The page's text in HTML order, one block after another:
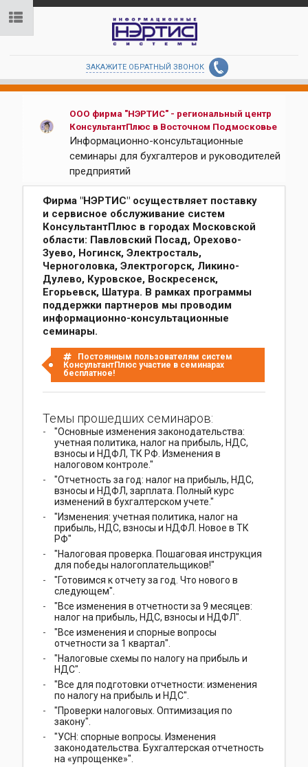
ЗАКАЖИТЕ ОБРАТНЫЙ ЗВОНОК
ООО фирма "НЭРТИС" - региональный центр
КонсультантПлюс в Восточном Подмосковье
Информационно-консультационные
семинары для бухгалтеров и руководителей
предприятий
Фирма "НЭРТИС" осуществляет поставку
и сервисное обслуживание систем
КонсультантПлюс в городах Московской
области: Павловский Посад, Орехово-
Зуево, Ногинск, Электросталь,
Черноголовка, Электрогорск, Ликино-
Дулево, Куровское, Воскресенск,
Егорьевск, Шатура. В рамках программы
поддержки партнеров мы проводим
информационно-консультационные
семинары.
Постоянным пользователям систем
КонсультантПлюс участие в семинарах
бесплатное!
Темы прошедших семинаров:
"Основные изменения законодательства:
учетная политика, налог на прибыль, НДС,
взносы и НДФЛ, ТК РФ. Изменения в
налоговом контроле."
"Отчетность за год: налог на прибыль, НДС,
взносы и НДФЛ, зарплата. Полный курс
изменений в бухгалтерском учете."
"Изменения: учетная политика, налог на
прибыль, НДС, взносы и НДФЛ. Новое в ТК
РФ"
"Налоговая проверка. Пошаговая инструкция
для победы налогоплательщиков!"
"Готовимся к отчету за год. Что нового в
следующем".
"Все изменения в отчетности за 9 месяцев:
налог на прибыль, НДС, взносы и НДФЛ".
"Все изменения и спорные вопросы
отчетности за 1 квартал".
"Налоговые схемы по налогу на прибыль и
НДС".
"Все для подготовки отчетности: изменения
по налогу на прибыль и НДС".
"Проверки налоговых. Оптимизация по
закону".
"УСН: спорные вопросы. Изменения
законодательства. Бухгалтерская отчетность
на «упрощенке»".